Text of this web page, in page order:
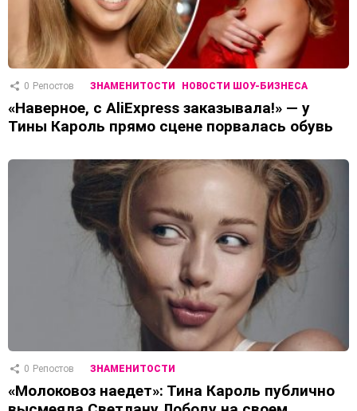
0 Репостов ЗНАМЕНИТОСТИ НОВОСТИ ШОУ-БИЗНЕСА
«Наверное, с AliExpress заказывала!» — у
Тины Кароль прямо сцене порвалась обувь
0 Репостов ЗНАМЕНИТОСТИ
«Молоковоз наедет»: Тина Кароль публично